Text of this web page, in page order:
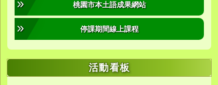
桃園市本土語成果網站
停課期間線上課程
活動看板